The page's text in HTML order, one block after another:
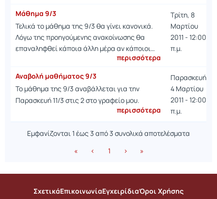
Μάθημα 9/3
Τελικά το μάθημα της 9/3 θα γίνει κανονικά.
Λόγω της προηγούμενης ανακοίνωσης θα
επαναληφθεί κάποια άλλη μέρα αν κάποιοι…
περισσότερα
Τρίτη, 8
Μαρτίου
2011 - 12:00
π.μ.
Αναβολή μαθήματος 9/3
Το μάθημα της 9/3 αναβάλλεται για την
Παρασκευή 11/3 στις 2 στο γραφείο μου.
περισσότερα
Παρασκευή,
4 Μαρτίου
2011 - 12:00
π.μ.
Εμφανίζονται 1 έως 3 από 3 συνολικά αποτελέσματα
«
‹ 1 › »
ΣχετικάΕπικοινωνίαΕγχειρίδιαΌροι Χρήσης